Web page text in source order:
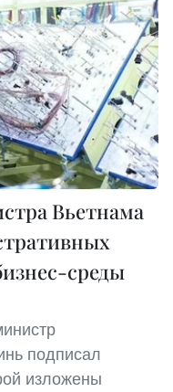
Вьетнама
среды
подписал
изложены